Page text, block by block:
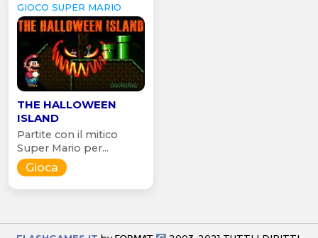
GIOCO SUPER MARIO
THE HALLOWEEN
ISLAND
Partite con il mitico
Super Mario per...
Gioca